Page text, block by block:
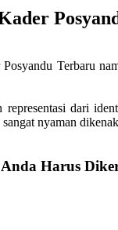
Terbaru
dari
nyaman
Harus